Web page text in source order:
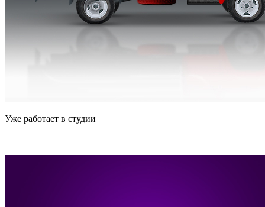
Уже работает в студии